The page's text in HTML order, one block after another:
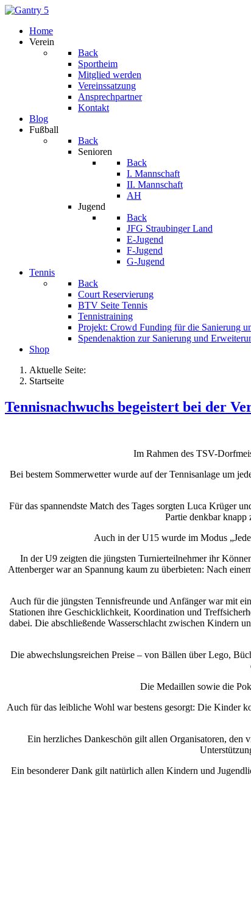
Home
Verein
Back
Sportheim
Mitglied werden
Vereinssatzung
Ansprechpartner
Kontakt
Blog
Fußball
Back
Senioren
Back
I. Mannschaft
II. Mannschaft
AH
Jugend
Back
JFG Straubinger Land
E-Jugend
F-Jugend
G-Jugend
Tennis
Back
Court Reservierung
BTV Seite Tennis
Tennistraining
Projekt: Crowd Funding für die Sanierung
Spendenaktion zur Sanierung und
Shop
Aktuelle Seite:
Startseite
Tennisnachwuchs begeistert bei der
Im Rahmen des TSV-
Bei bestem Sommerwetter wurde auf der Tennisanlage um
Für das spannendste Match des Tages sorgten Luca Krüger
Partie denkbar
Auch in der U15 wurde im Modus
In der U9 zeigten die jüngsten Turnierteilnehmer ihr
Attenberger war an Spannung kaum zu überbieten: Nach
Auch für die jüngsten Tennisfreunde und Anfänger war mit
Stationen ihre Geschicklichkeit, Koordination und
dabei. Die abschließende Wasserschlacht zwischen Kindern
Die abwechslungsreichen Preise – von Bällen über Lego,
Die Medaillen sowie die
Auch für das leibliche Wohl war bestens gesorgt: Die Kinder
Ein herzliches Dankeschön gilt allen Organisatoren,
Ein besonderer Dank gilt natürlich allen Kindern und